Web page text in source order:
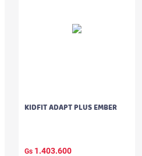
KIDFIT ADAPT PLUS EMBER
Gs 1.403.600